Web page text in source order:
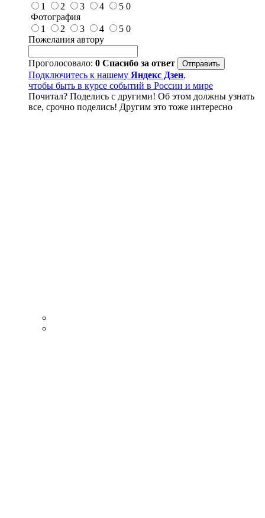
1
2 3 4 5 0
Фотография
1
2 3 4 5 0
Пожелания автору
Проголосовало: 0 Спасибо за ответ
Подключитесь к нашему Яндекс Дзен,
чтобы быть в курсе событий в России и мире
Почитал? Поделись с другими! Об этом должны узнать
все, срочно поделись! Другим это тоже интересно